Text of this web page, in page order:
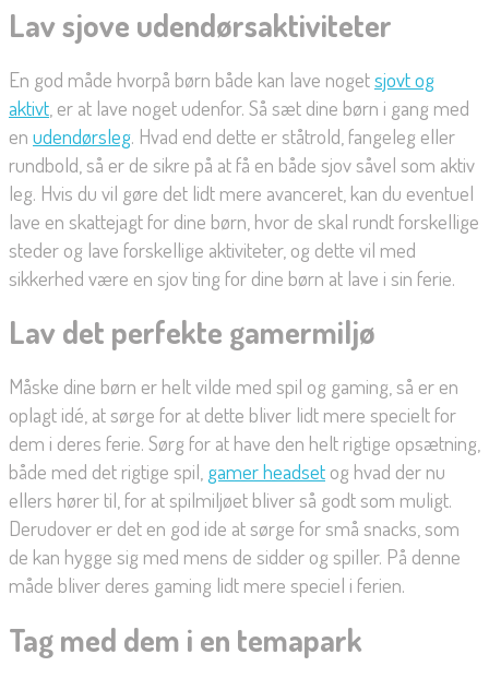
Lav sjove udendørsaktiviteter
En god måde hvorpå børn både kan lave nogetsjovt og
aktivt , er at lave noget udenfor. Så sæt dine børn i gang med
en udendørsleg. Hvad end dette er ståtrold, fangeleg eller
rundbold, så er de sikre på at få en både sjov såvel som aktiv
leg. Hvis du vil gøre det lidt mere avanceret, kan du eventuel
lave en skattejagt for dine børn, hvor de skal rundt forskellige
steder og lave forskellige aktiviteter, og dette vil med
sikkerhed være en sjov ting for dine børn at lave i sin ferie.
Lav det perfekte gamermiljø
Måske dine børn er helt vilde med spil og gaming, så er en
oplagt idé, at sørge for at dette bliver lidt mere specielt for
dem i deres ferie. Sørg for at have den helt rigtige opsætning,
både med det rigtige spil, gamer headset og hvad der nu
ellers hører til, for at spilmiljøet bliver så godt som muligt.
Derudover er det en god ide at sørge for små snacks, som
de kan hygge sig med mens de sidder og spiller. På denne
måde bliver deres gaming lidt mere speciel i ferien.
Tag med dem i en temapark